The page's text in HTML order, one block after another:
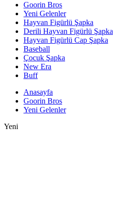
Goorin Bros
Yeni Gelenler
Hayvan Figürlü Şapka
Derili Hayvan Figürlü Şapka
Hayvan Figürlü Cap Şapka
Baseball
Çocuk Şapka
New Era
Buff
Anasayfa
Goorin Bros
Yeni Gelenler
Yeni